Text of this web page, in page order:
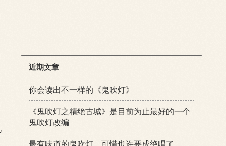
近期文章
你会读出不一样的《鬼吹灯》
《鬼吹灯之精绝古城》是目前为止最好的一个
鬼吹灯改编